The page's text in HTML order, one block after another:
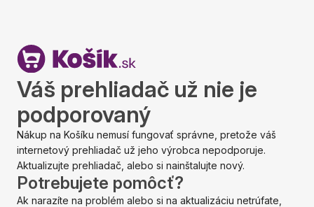
Váš prehliadač už nie je
podporovaný
Nákup na Košíku nemusí fungovať správne, pretože váš
internetový prehliadač už jeho výrobca nepodporuje.
Aktualizujte prehliadač, alebo si nainštalujte nový.
Potrebujete pomôcť?
Ak narazíte na problém alebo si na aktualizáciu netrúfate,